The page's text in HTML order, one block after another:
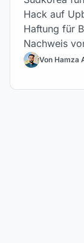
Hack auf
Haftung für
Nachweis
Von Hamza